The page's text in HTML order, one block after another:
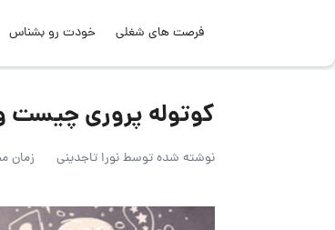
فرصت های شغلی خودت رو بشناس
کوتوله پروری چیست
نوشته شده توسطنورا تاجدینی زمان